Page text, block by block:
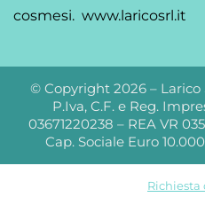
cosmesi. www.laricosrl.it
© Copyright 2026 – Larico
P.Iva, C.F. e Reg.
03671220238 – REA VR
Cap. Sociale Euro
Richiesta